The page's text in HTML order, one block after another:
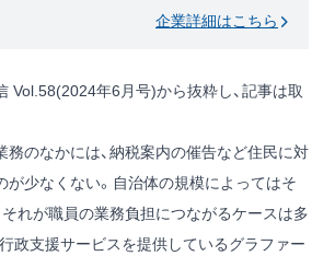
企業詳細はこちら
Vol.58(2024年6月号)から抜粋し、記事は取
務のなかには、納税案内の催告など住民に対
が少なくない。自治体の規模によってはそ
それが職員の業務負担につながるケースは多
行政支援サービスを提供しているグラファー